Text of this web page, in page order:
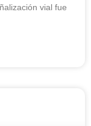
vial fue